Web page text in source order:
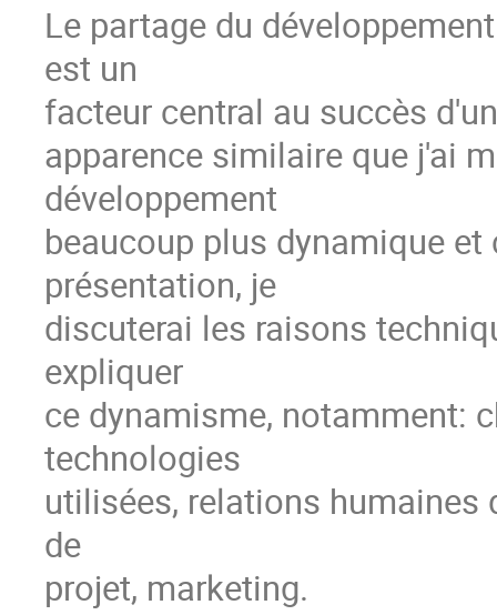
Le partage du
est un
facteur central au succès
apparence similaire que j'ai
développement
beaucoup plus dynamique
présentation, je
discuterai les raisons
expliquer
ce dynamisme, notamment:
technologies
utilisées, relations
de
projet, marketing.